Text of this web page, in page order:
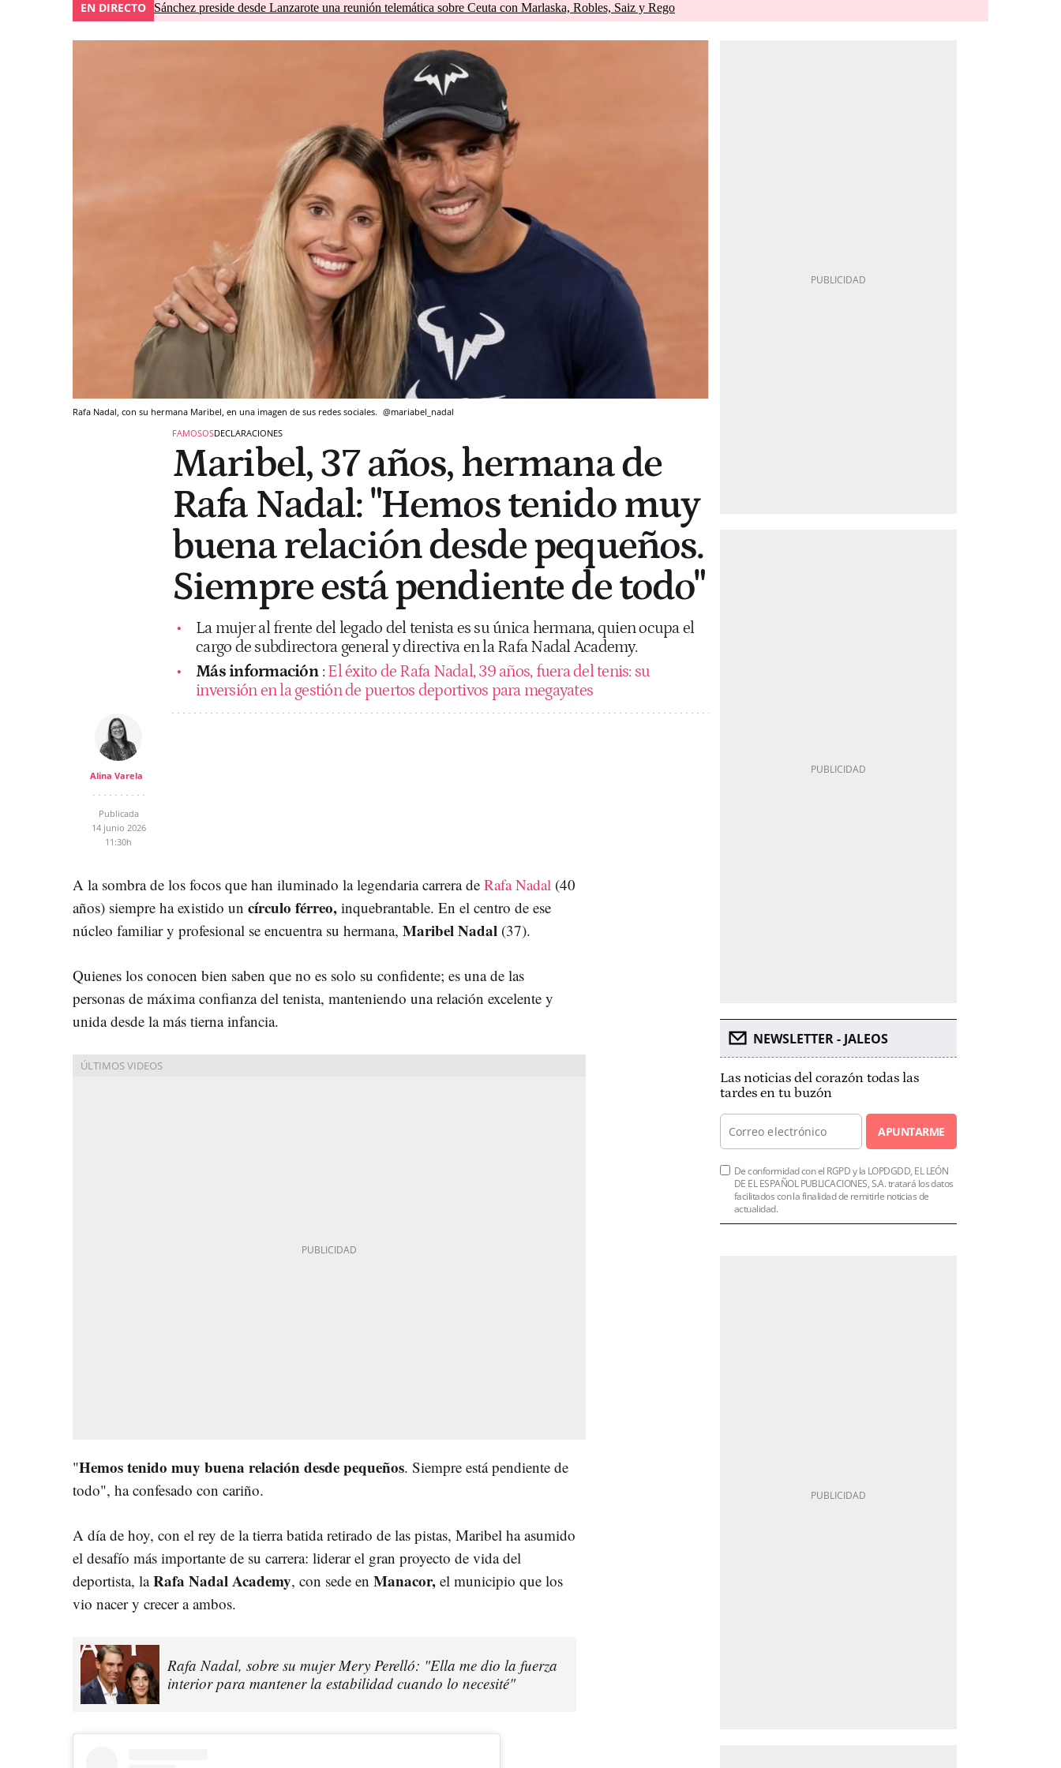
EN DIRECTO Sánchez preside desde Lanzarote una reunión telemática sobre Ceuta con Marlaska, Robles, Saiz y Rego
Rafa Nadal, con su hermana Maribel, en una imagen de sus redes sociales. @mariabel_nadal
FAMOSOSDECLARACIONES
Maribel, 37 años, hermana de
Rafa Nadal: "Hemos tenido muy
buena relación desde pequeños.
Siempre está pendiente de todo"
La mujer al frente del legado del tenista es su única hermana, quien ocupa el
cargo de subdirectora general y directiva en la Rafa Nadal Academy.
Más información : El éxito de Rafa Nadal, 39 años, fuera del tenis: su
inversión en la gestión de puertos deportivos para megayates
Alina Varela
Publicada
14 junio 2026
11:30h
A la sombra de los focos que han iluminado la legendaria carrera de Rafa Nadal (40
años) siempre ha existido un círculo férreo, inquebrantable. En el centro de ese
núcleo familiar y profesional se encuentra su hermana, Maribel Nadal (37).
Quienes los conocen bien saben que no es solo su confidente; es una de las
personas de máxima confianza del tenista, manteniendo una relación excelente y
unida desde la más tierna infancia.
"Hemos tenido muy buena relación desde pequeños. Siempre está pendiente de
todo", ha confesado con cariño.
A día de hoy, con el rey de la tierra batida retirado de las pistas, Maribel ha asumido
el desafío más importante de su carrera: liderar el gran proyecto de vida del
deportista, laRafa Nadal Academy, con sede en Manacor, el municipio que los
vio nacer y crecer a ambos.
Rafa Nadal, sobre su mujer Mery Perelló: "Ella me dio la fuerza
interior para mantener la estabilidad cuando lo necesité"
NEWSLETTER - JALEOS
Las noticias del corazón todas las
tardes en tu buzón
APUNTARME
De conformidad con el RGPD y la LOPDGDD, EL LEÓN
DE EL ESPAÑOL PUBLICACIONES, S.A. tratará los datos
facilitados con la finalidad de remitirle noticias de
actualidad.